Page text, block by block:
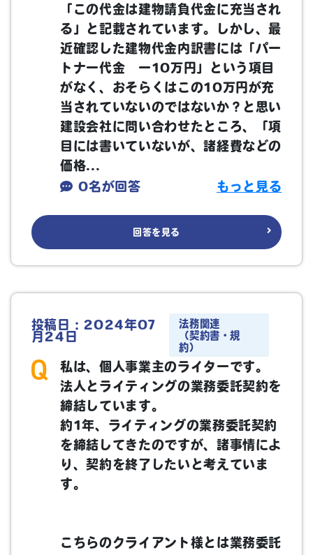
「この代金は建物請負代金に充当され
る」と記載されています。しかし、最
近確認した建物代金内訳書には「パー
トナー代金 ー10万円」という項目
がなく、おそらくはこの10万円が充
当されていないのではないか？と思い
建設会社に問い合わせたところ、「項
目には書いていないが、諸経費などの
価格...
0名が回答
もっと見る
回答を見る
投稿日：2024年07
月24日
法務関連
（契約書・規
約）
私は、個人事業主のライターです。
法人とライティングの業務委託契約を
締結しています。
約1年、ライティングの業務委託契約
を締結してきたのですが、諸事情によ
り、契約を終了したいと考えていま
す。
こちらのクライアント様とは業務委託